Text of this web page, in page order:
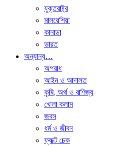
যুক্তরাষ্ট্র
মালয়েশিয়া
কানাডা
ভারত
অন্যান্য…
অপরাধ
আইন ও আদালত
কৃষি, অর্থ ও বাণিজ্য
খোলা কলাম
জবস
ধর্ম ও জীবন
ফ্যাক্ট চেক